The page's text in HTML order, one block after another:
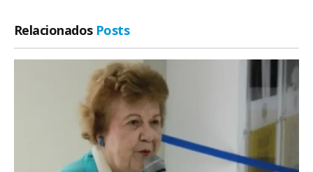
Relacionados Posts